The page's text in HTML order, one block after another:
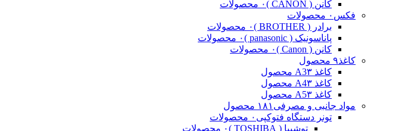
کانن ( CANON )
۰ محصولات
فکس ۰ محصولات
برادر ( BROTHER )
۰ محصولات
پاناسونیک ( panasonic )
۰ محصولات
کانن ( Canon )
۰ محصولات
کاغذ۹ محصول
کاغذ A3 ۳ محصول
کاغذ A4 ۳ محصول
کاغذ A5 ۳ محصول
مواد جانبی و مصرفی ۱۸۱ محصول
تونر دستگاه فتوکپی ۰ محصولات
توشیبا ( TOSHIBA )
۰ محصولات